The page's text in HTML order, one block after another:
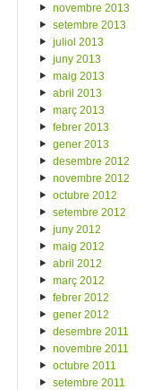
novembre 2013
setembre 2013
juliol 2013
juny 2013
maig 2013
abril 2013
març 2013
febrer 2013
gener 2013
desembre 2012
novembre 2012
octubre 2012
setembre 2012
juny 2012
maig 2012
abril 2012
març 2012
febrer 2012
gener 2012
desembre 2011
novembre 2011
octubre 2011
setembre 2011